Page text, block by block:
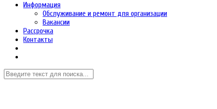
Информация
Обслуживание и ремонт для организации
Вакансии
Рассрочка
Контакты